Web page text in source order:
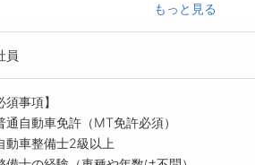
備結果の説明
障診断
イヤ交換
コール関係作業
ビ取付
もっと見る
員
須事項】
通自動車免許（MT免許必須）
動車整備士2級以上